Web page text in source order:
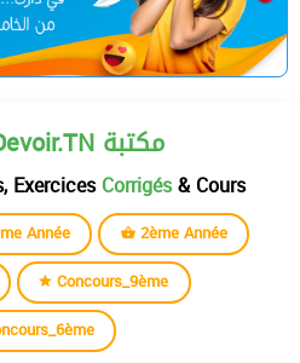
Librairie Devoir.TN مكتبة
ExercicesCorrigés& Cours
Année
2ème Année
Concours_9ème